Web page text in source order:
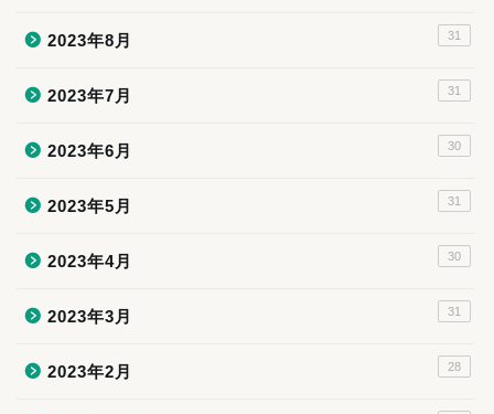
2023年8月 31
2023年7月 31
2023年6月 30
2023年5月 31
2023年4月 30
2023年3月 31
2023年2月 28